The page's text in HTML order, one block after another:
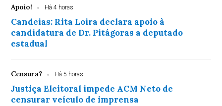
Apoio! Há 4 horas
Candeias: Rita Loira declara apoio à
candidatura de Dr. Pitágoras a deputado
estadual
Censura? Há 5 horas
Justiça Eleitoral impede ACM Neto de
censurar veículo de imprensa